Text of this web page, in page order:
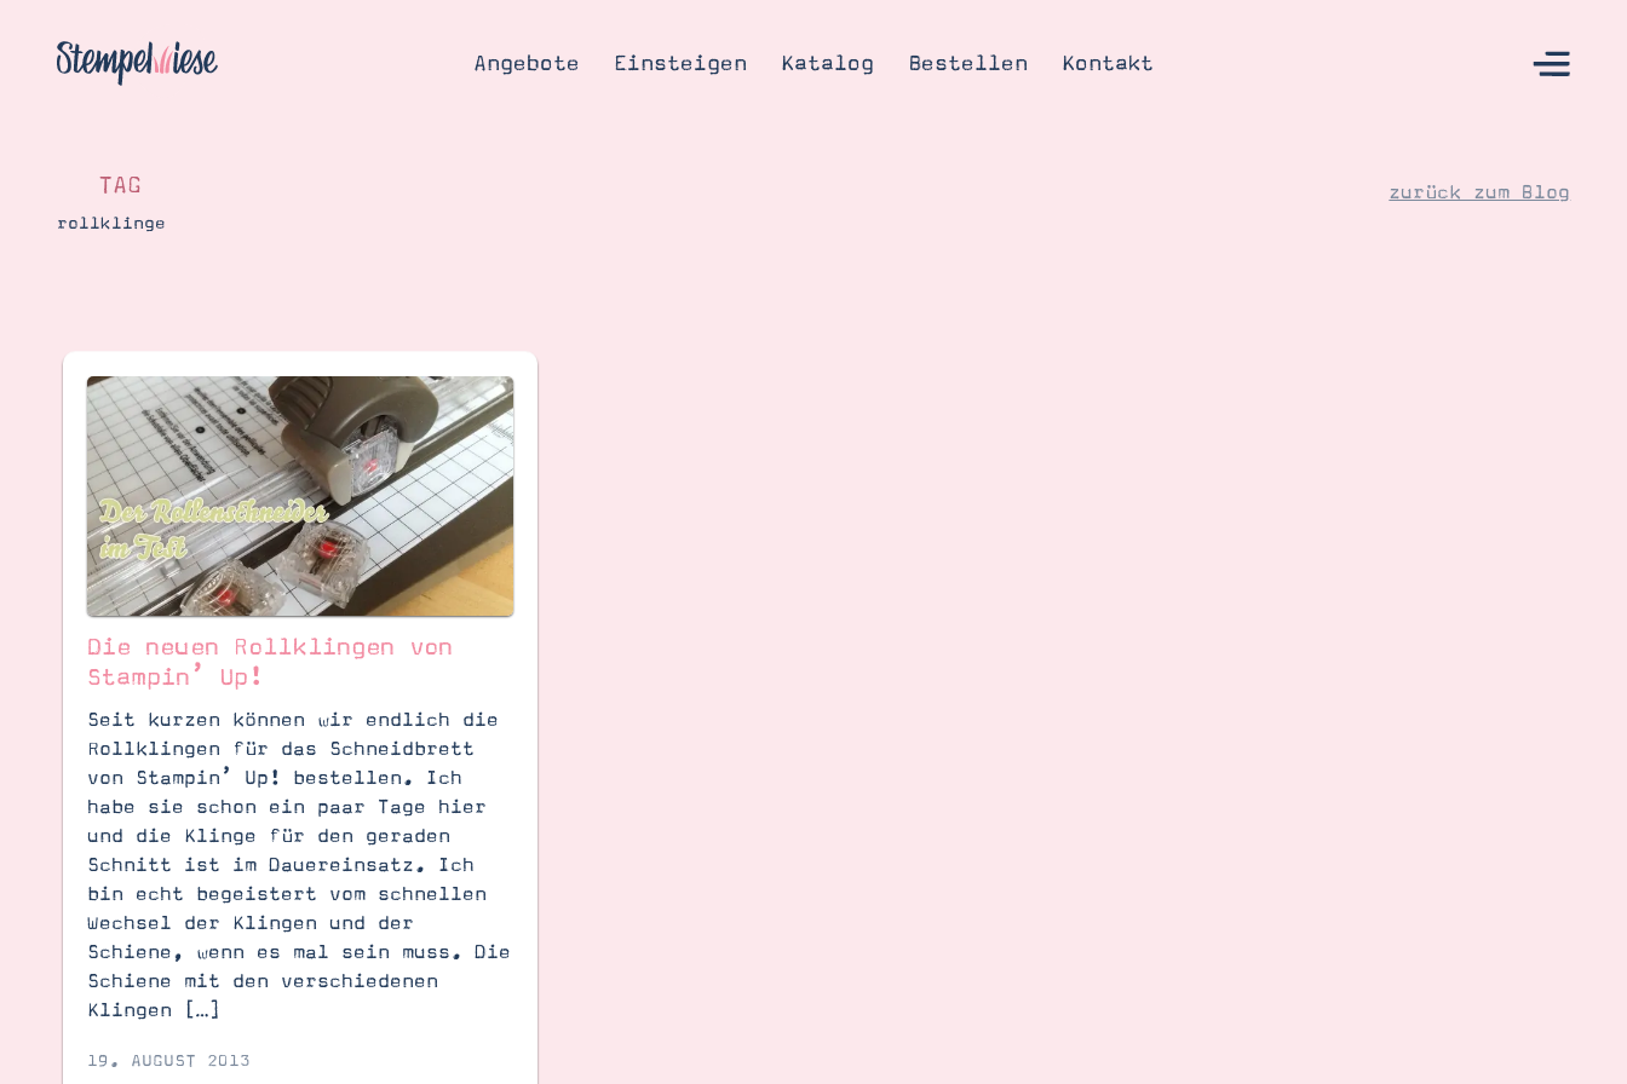
Angebote Einsteigen Katalog Bestellen Kontakt
Katalog
Bestellen
Kontakt
Blog
Gutscheine
Produkte erklärt
Über mich
Über Stampin’ Up!
Suche Impressum Datenschutz
TAG
rollklinge
zurück zum Blog
Die neuen Rollklingen von
Stampin’ Up!
Seit kurzen können wir endlich die
Rollklingen für das Schneidbrett
von Stampin’ Up! bestellen. Ich
habe sie schon ein paar Tage hier
und die Klinge für den geraden
Schnitt ist im Dauereinsatz. Ich
bin echt begeistert vom schnellen
Wechsel der Klingen und der
Schiene, wenn es mal sein muss. Die
Schiene mit den verschiedenen
Klingen […]
19. AUGUST 2013